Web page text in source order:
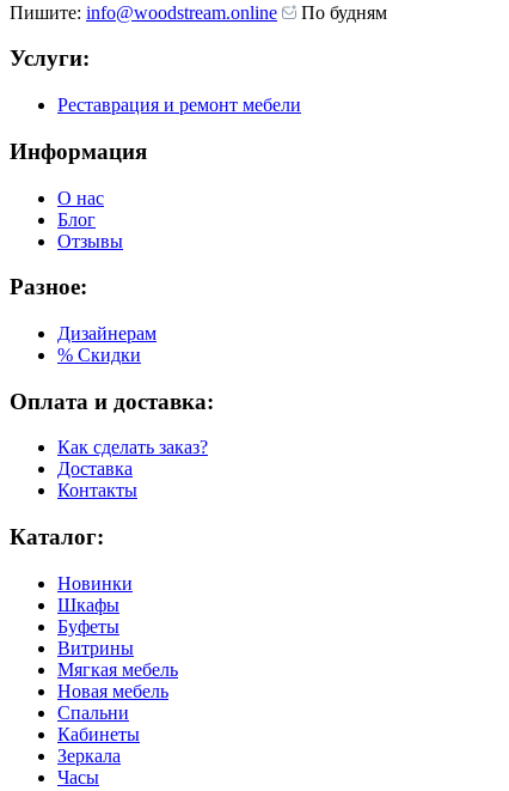
Пишите: info@woodstream.online По будням
Услуги:
Реставрация и ремонт мебели
Информация
О нас
Блог
Отзывы
Разное:
Дизайнерам
% Скидки
Оплата и доставка:
Как сделать заказ?
Доставка
Контакты
Каталог:
Новинки
Шкафы
Буфеты
Витрины
Мягкая мебель
Новая мебель
Спальни
Кабинеты
Зеркала
Часы